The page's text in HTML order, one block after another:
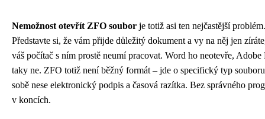
Nemožnost otevřít ZFO soubor je totiž asi ten nejčastější problém.
Představte si, že vám přijde důležitý dokument a vy na něj jen
váš počítač s ním prostě neumí pracovat. Word ho neotevře, Adobe
taky ne. ZFO totiž není běžný formát – jde o specifický typ
sobě nese elektronický podpis a časová razítka. Bez správného
v koncích.